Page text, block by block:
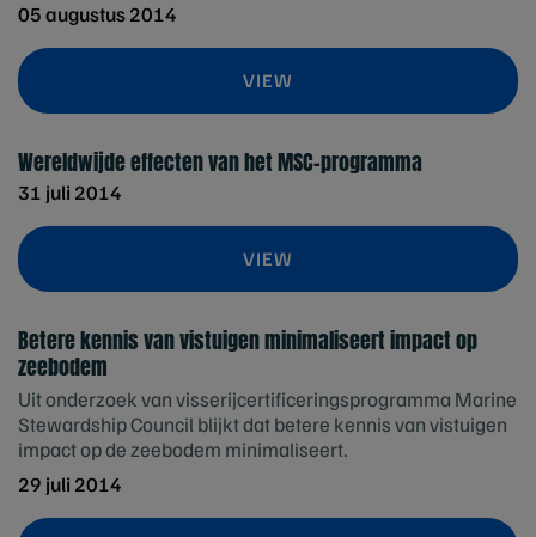
05 augustus 2014
VIEW
Wereldwijde effecten van het MSC-programma
31 juli 2014
VIEW
Betere kennis van vistuigen minimaliseert impact op
zeebodem
Uit onderzoek van visserijcertificeringsprogramma Marine
Stewardship Council blijkt dat betere kennis van vistuigen
impact op de zeebodem minimaliseert.
29 juli 2014